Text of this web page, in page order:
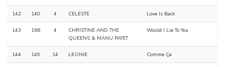
142 140 4 CELESTE Love Is Back
143 166 4
CHRISTINE AND THE
QUEENS & MANU PAYET
Would I Lie To You
144 149 14 LEONIE Comme Ça